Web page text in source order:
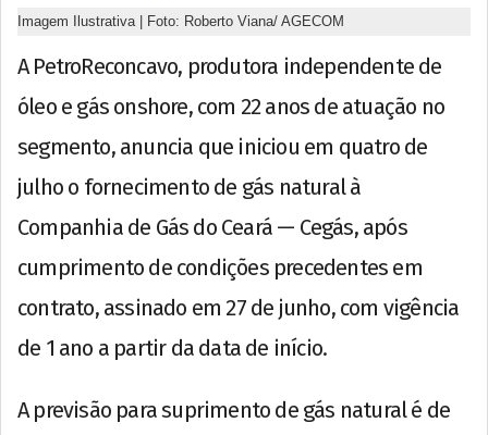
Imagem Ilustrativa | Foto: Roberto Viana/ AGECOM
A PetroReconcavo, produtora independente de
óleo e gás onshore, com 22 anos de atuação no
segmento, anuncia que iniciou em quatro de
julho o fornecimento de gás natural à
Companhia de Gás do Ceará — Cegás, após
cumprimento de condições precedentes em
contrato, assinado em 27 de junho, com vigência
de 1 ano a partir da data de início.
A previsão para suprimento de gás natural é de